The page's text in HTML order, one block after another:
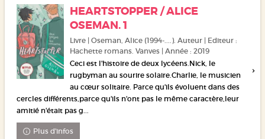
HEARTSTOPPER / ALICE
OSEMAN. 1
Livre | Oseman, Alice (1994-....). Auteur | Editeur :
Hachette romans. Vanves | Année : 2019
Ceci est l'histoire de deux lycéens.Nick, le
rugbyman au sourire solaire.Charlie, le musicien
au cœur solitaire. Parce qu'ils évoluent dans des
cercles différents,parce qu'ils n'ont pas le même caractère,leur
amitié n'était pas g...
Plus d'infos